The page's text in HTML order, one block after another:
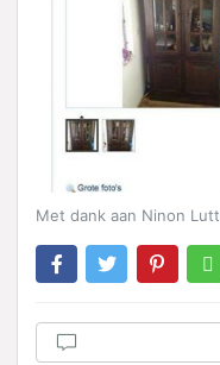
Met dank aan Ninon